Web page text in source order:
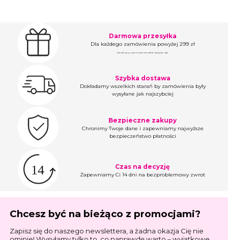
Darmowa przesyłka
Dla każdego zamówienia powyżej 299 zł
(nie dotyczy zamówień na meble i duży sprzęt)
Szybka dostawa
Dokładamy wszelkich starań by zamówienia były
wysyłane jak najszybciej
Bezpieczne zakupy
Chronimy Twoje dane i zapewniamy najwyższe
bezpieczeństwo płatności
Czas na decyzję
Zapewniamy Ci 14 dni na bezproblemowy zwrot
Chcesz być na bieżąco z promocjami?
Zapisz się do naszego newslettera, a żadna okazja Cię nie